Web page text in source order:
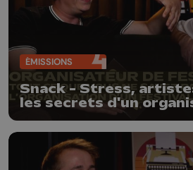
ÉMISSIONS
Snack - Stress,
les secrets d'un
festival électro